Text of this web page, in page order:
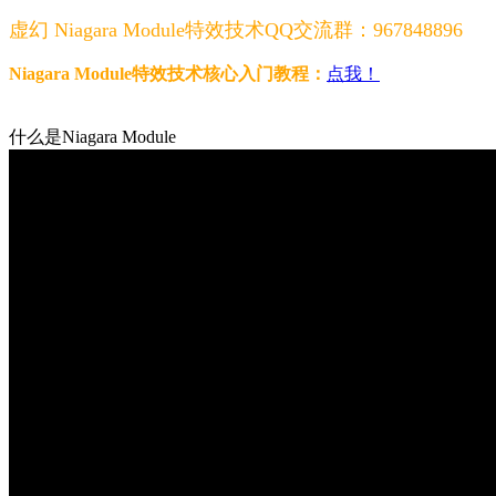
虚幻 Niagara Module特效技术QQ交流群：967848896
Niagara Module特效技术核心入门教程： 点我！
什么是Niagara Module